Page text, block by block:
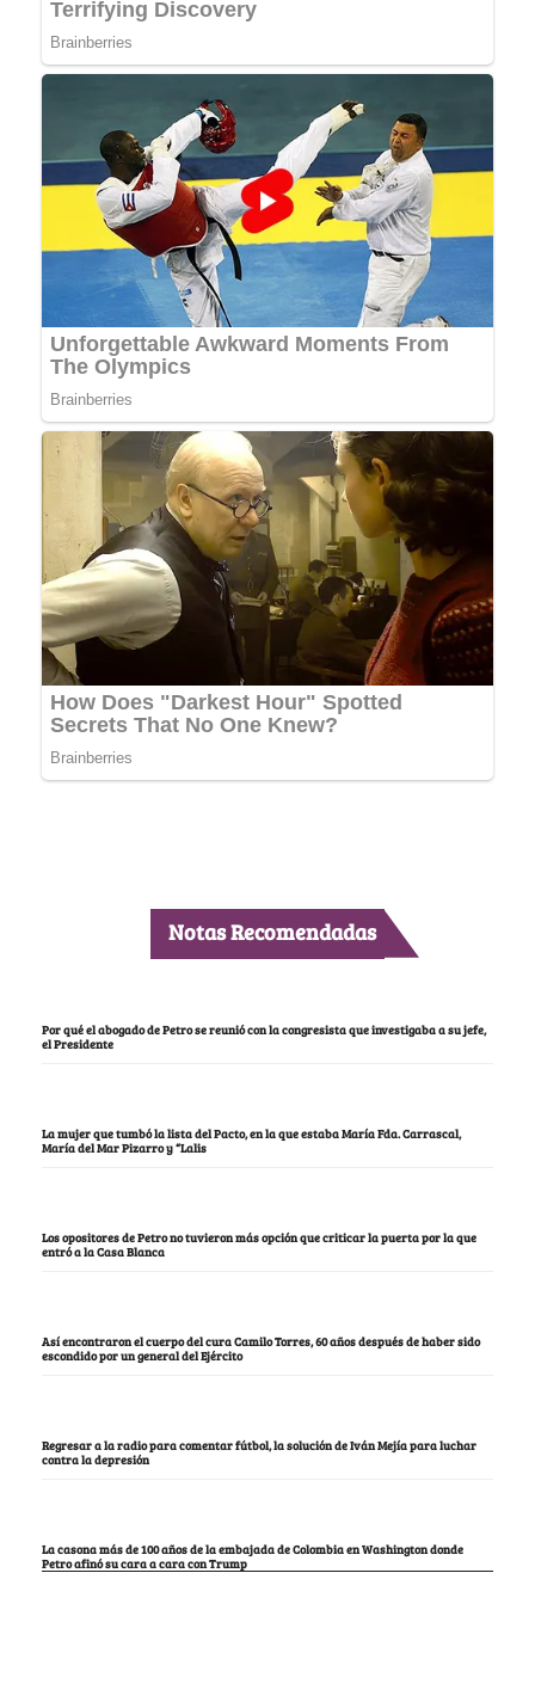
Notas Recomendadas
Por qué el abogado de Petro se reunió con la congresista que investigaba a su jefe,
el Presidente
La mujer que tumbó la lista del Pacto, en la que estaba María Fda. Carrascal,
María del Mar Pizarro y “Lalis
Los opositores de Petro no tuvieron más opción que criticar la puerta por la que
entró a la Casa Blanca
Así encontraron el cuerpo del cura Camilo Torres, 60 años después de haber sido
escondido por un general del Ejército
Regresar a la radio para comentar fútbol, la solución de Iván Mejía para luchar
contra la depresión
La casona más de 100 años de la embajada de Colombia en Washington donde
Petro afinó su cara a cara con Trump